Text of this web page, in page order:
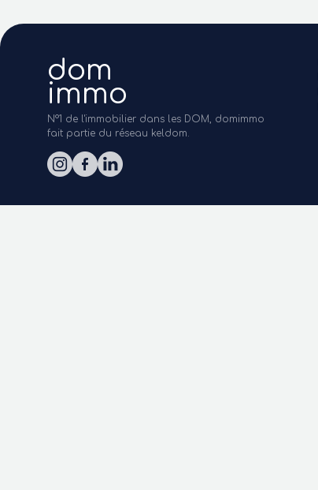
dom
immo
N°1 de l'immobilier dans les DOM, domimmo
fait partie du réseau keldom.